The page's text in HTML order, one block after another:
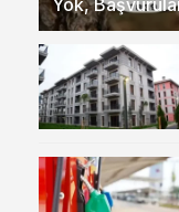
Yok,